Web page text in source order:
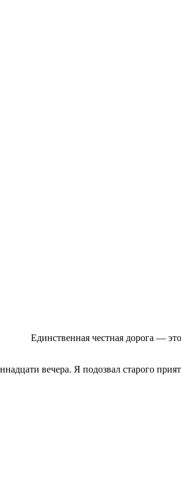
Единственная честная дорога —
вечера. Я подозвал старого